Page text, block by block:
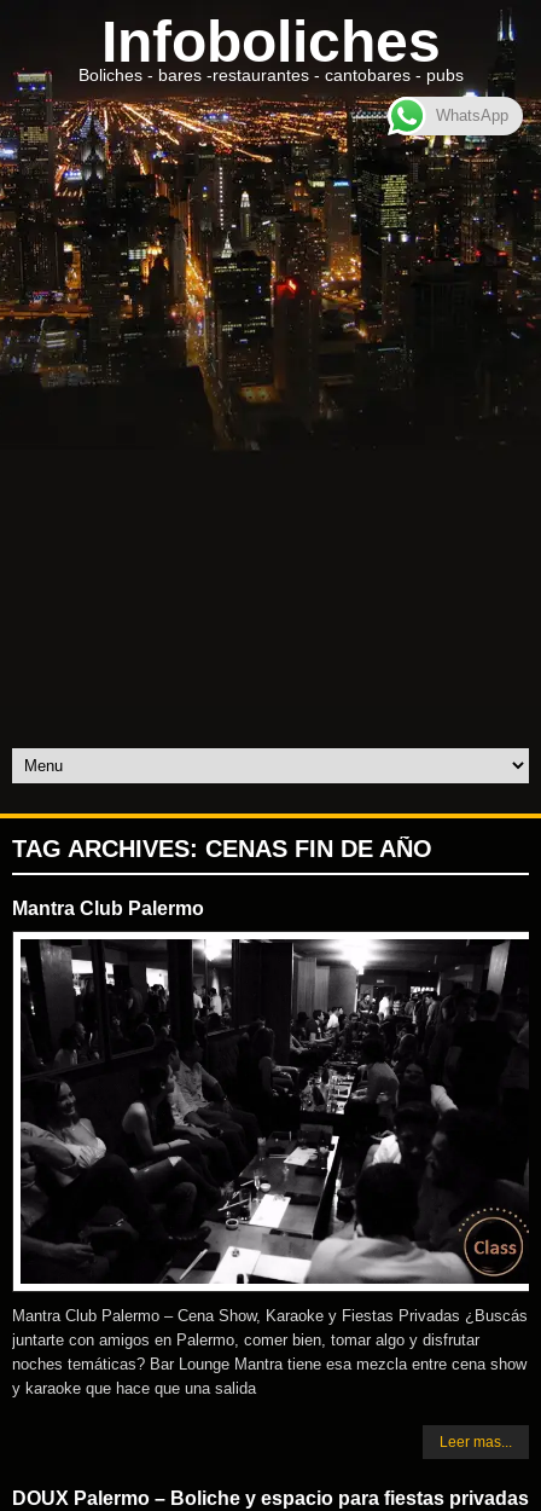
Infoboliches
Boliches - bares -restaurantes - cantobares - pubs
TAG ARCHIVES: CENAS FIN DE AÑO
Mantra Club Palermo
Mantra Club Palermo – Cena Show, Karaoke y Fiestas Privadas ¿Buscás
juntarte con amigos en Palermo, comer bien, tomar algo y disfrutar
noches temáticas? Bar Lounge Mantra tiene esa mezcla entre cena show
y karaoke que hace que una salida
Leer mas...
DOUX Palermo – Boliche y espacio para fiestas privadas
WhatsApp